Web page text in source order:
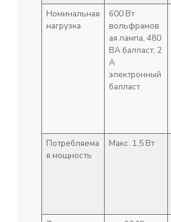
Номинальная
нагрузка
600 Вт
вольфрамов
ая лампа, 480
ВА балласт, 2
А
электронный
балласт
Потребляема
я мощность
Макс. 1,5 Вт